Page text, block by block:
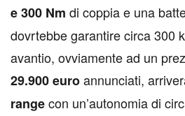
e 300 Nm di coppia e una
dovrtebbe garantire circa 300
avantio, ovviamente ad un
29.900 euroannunciati,
rangecon un’autonomia di